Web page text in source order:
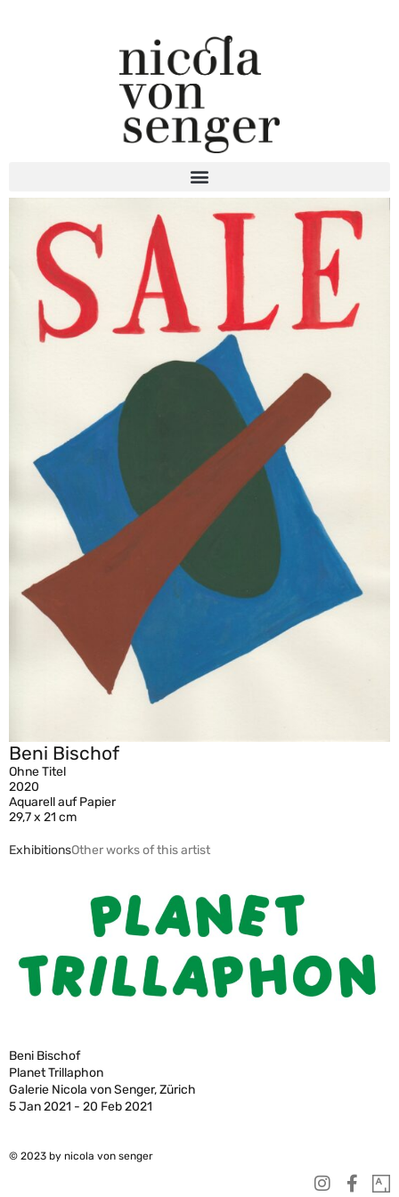
Beni Bischof
Ohne Titel
2020
Aquarell auf Papier
29,7 x 21 cm
ExhibitionsOther works of this artist
Beni Bischof
Planet Trillaphon
Galerie Nicola von Senger, Zürich
5 Jan 2021 - 20 Feb 2021
© 2023 by nicola von senger